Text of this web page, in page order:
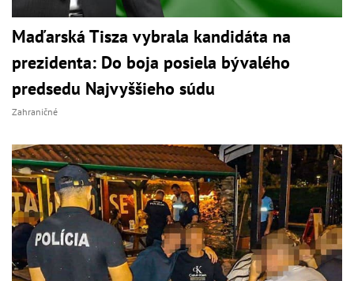
Maďarská Tisza vybrala kandidáta na
prezidenta: Do boja posiela bývalého
predsedu Najvyššieho súdu
Zahraničné